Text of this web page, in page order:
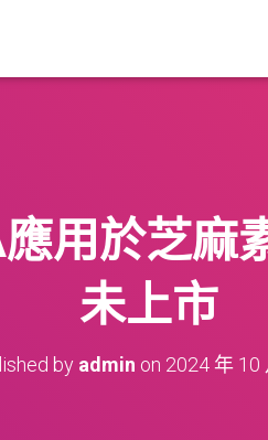
用於芝麻
未上市
by admin on 2024 年 10